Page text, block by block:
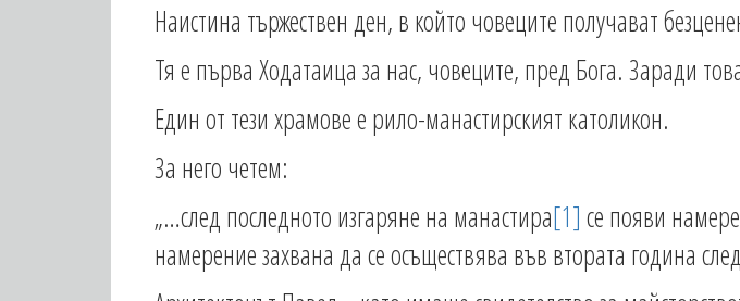
Наистина тържествен ден, в който човеците получават
Тя е първа Ходатаица за нас, човеците, пред Бога. Заради
Един от тези храмове е рило-манастирският католикон.
За него четем:
„…след последното изгаряне на манастира[1] се появи
намерение захвана да се осъществява във втората година